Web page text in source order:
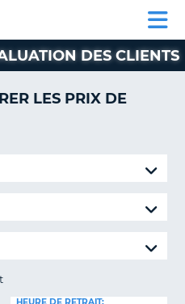
CLIENT
DES CLIENTS
LES PRIX DE
HEURE DE RETRAIT: